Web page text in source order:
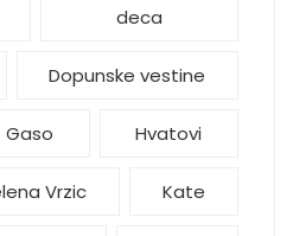
deca
Dopunske vestine
Gaso Hvatovi
Vrzic Kate